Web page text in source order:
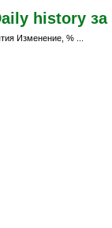
history за
Изменение, % ...